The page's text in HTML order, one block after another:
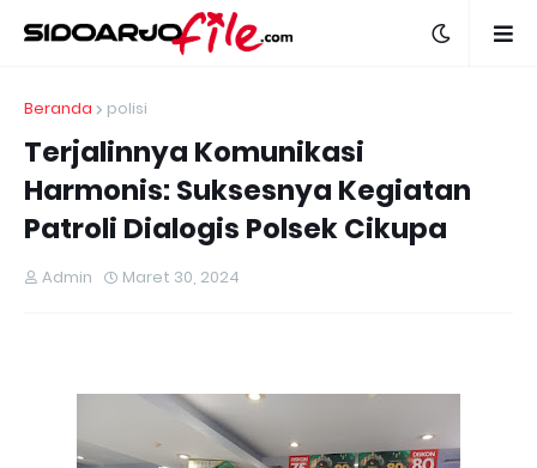
Beranda polisi
Terjalinnya Komunikasi
Harmonis: Suksesnya Kegiatan
Patroli Dialogis Polsek Cikupa
Admin Maret 30, 2024